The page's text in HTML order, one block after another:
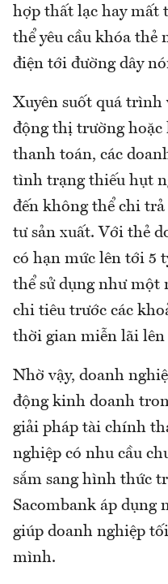
hợp thất lạc hay mất
thể yêu cầu khóa thẻ
điện tới đường dây
Xuyên suốt quá
động thị trường hoặc
thanh toán, các
tình trạng thiếu hụt
đến không thể chi
tư sản xuất. Với thẻ
có hạn mức lên tới 5
thể sử dụng như một
chi tiêu trước các
thời gian miễn lãi lên
Nhờ vậy, doanh
động kinh doanh
giải pháp tài chính
nghiệp có nhu cầu
sắm sang hình thức
Sacombank áp dụng
giúp doanh nghiệp
mình.